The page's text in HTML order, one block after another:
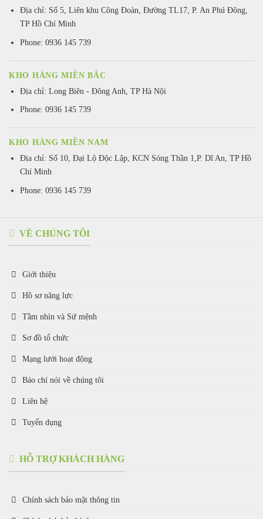
Địa chỉ: Số 5, Liên khu Công Đoàn, Đường TL17, P. An Phú Đông,
TP Hồ Chí Minh
Phone: 0936 145 739
KHO HÀNG MIỀN BẮC
Địa chỉ: Long Biên - Đông Anh, TP Hà Nội
Phone: 0936 145 739
KHO HÀNG MIỀN NAM
Địa chỉ: Số 10, Đại Lộ Độc Lập, KCN Sóng Thần 1,P. Dĩ An, TP Hồ
Chí Minh
Phone: 0936 145 739
VỀ CHÚNG TÔI
Giới thiệu
Hồ sơ năng lực
Tầm nhìn và Sứ mệnh
Sơ đồ tổ chức
Mạng lưới hoạt động
Báo chí nói về chúng tôi
Liên hệ
Tuyển dụng
HỖ TRỢ KHÁCH HÀNG
Chính sách bảo mật thông tin